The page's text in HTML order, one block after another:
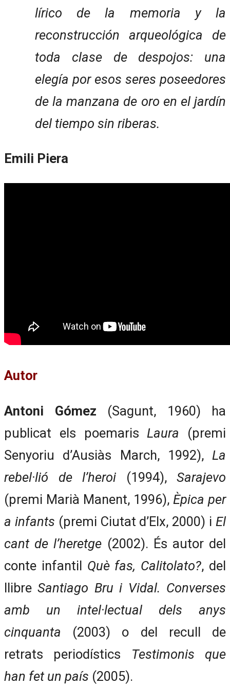
lírico de la memoria y la
reconstrucción arqueológica de
toda clase de despojos: una
elegía por esos seres poseedores
de la manzana de oro en el jardín
del tiempo sin riberas.
Emili Piera
Autor
Antoni Gómez (Sagunt, 1960) ha
publicat els poemarisLaura (premi
Senyoriu d’Ausiàs March, 1992), La
rebel·lió de l’heroi (1994), Sarajevo
(premi Marià Manent, 1996), Èpica per
a infants (premi Ciutat d’Elx, 2000) iEl
cant de l’heretge (2002). És autor del
conte infantil Què fas, Calitolato?, del
llibreSantiago Bru i Vidal. Converses
amb un intel·lectual dels anys
cinquanta (2003) o del recull de
retrats periodístics Testimonis que
han fet un país (2005).